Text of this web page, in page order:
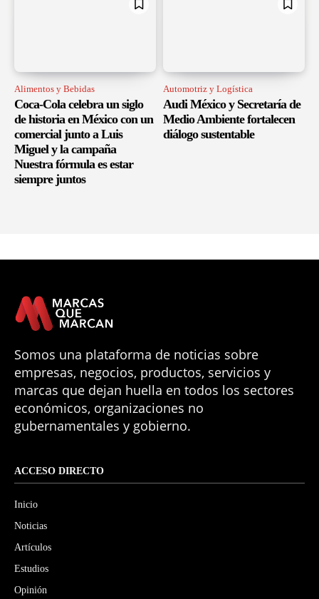
Alimentos y Bebidas
Coca-Cola celebra un siglo
de historia en México con un
comercial junto a Luis
Miguel y la campaña
Nuestra fórmula es estar
siempre juntos
Automotriz y Logística
Audi México y Secretaría de
Medio Ambiente fortalecen
diálogo sustentable
Somos una plataforma de noticias sobre
empresas, negocios, productos, servicios y
marcas que dejan huella en todos los sectores
económicos, organizaciones no
gubernamentales y gobierno.
ACCESO DIRECTO
Inicio
Noticias
Artículos
Estudios
Opinión